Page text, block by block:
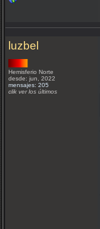
luzbel
Hemisferio Norte
desde: jun, 2022
mensajes: 205
clik ver los últimos